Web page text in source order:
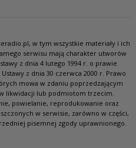
w tym wszystkie materiały i ich
serwisu mają charakter utworów
z dnia 4 lutego 1994 r. o prawie
z dnia 30 czerwca 2000 r. Prawo
mowa w zdaniu poprzedzającym
likwidacji lub podmiotom trzecim.
powielanie, reprodukowanie oraz
w serwisie, zarówno w części,
pisemnej zgody uprawnionego.